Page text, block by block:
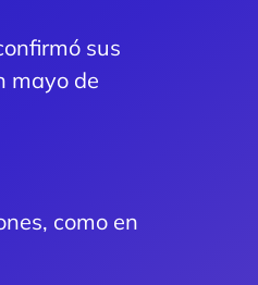
sus
mayo de
como en